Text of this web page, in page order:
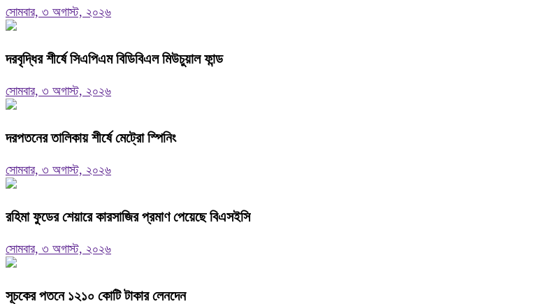
সোমবার, ৩ অগাস্ট, ২০২৬
দরবৃদ্ধির শীর্ষে সিএপিএম বিডিবিএল মিউচুয়াল ফান্ড
সোমবার, ৩ অগাস্ট, ২০২৬
দরপতনের তালিকায় শীর্ষে মেট্রো স্পিনিং
সোমবার, ৩ অগাস্ট, ২০২৬
রহিমা ফুডের শেয়ারে কারসাজির প্রমাণ পেয়েছে বিএসইসি
সোমবার, ৩ অগাস্ট, ২০২৬
সূচকের পতনে ১২১০ কোটি টাকার লেনদেন